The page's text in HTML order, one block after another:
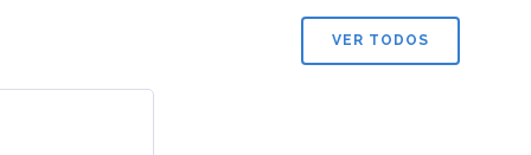
VER TODOS